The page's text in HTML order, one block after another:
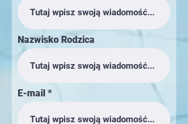
Nazwisko Rodzica
E-mail